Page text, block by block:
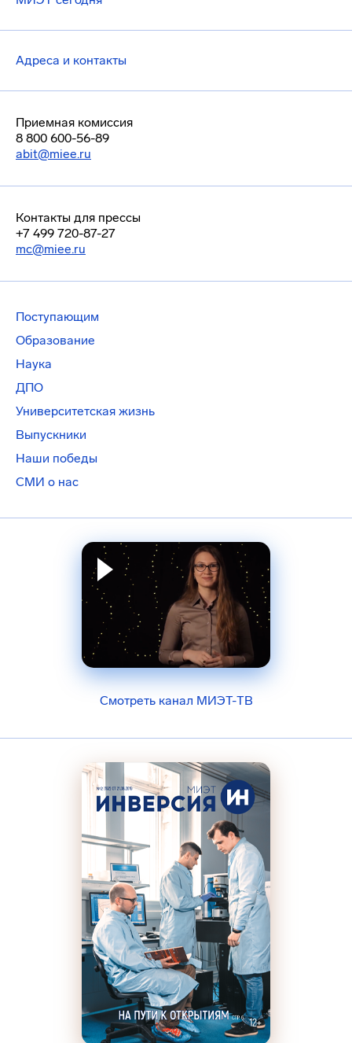
Адреса и контакты
Приемная комиссия
8 800 600-56-89
abit@miee.ru
Контакты для прессы
+7 499 720-87-27
mc@miee.ru
Поступающим
Образование
Наука
ДПО
Университетская жизнь
Выпускники
Наши победы
СМИ о нас
Смотреть канал МИЭТ-ТВ